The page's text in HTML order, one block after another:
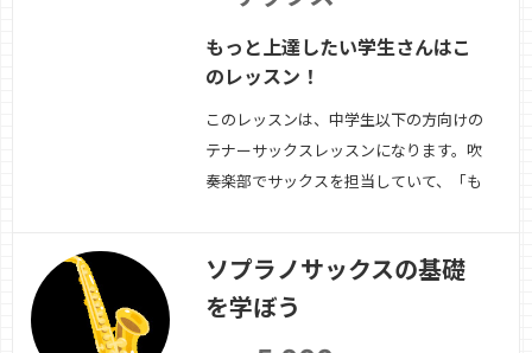
もっと上達したい学生さんはこ
のレッスン！
このレッスンは、中学生以下の方向けの
テナーサックスレッスンになります。吹
奏楽部でサックスを担当していて、「も
続きを見る »
ソプラノサックスの基礎
を学ぼう